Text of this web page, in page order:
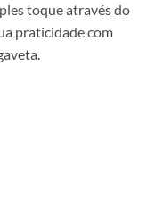
toque através do
praticidade com